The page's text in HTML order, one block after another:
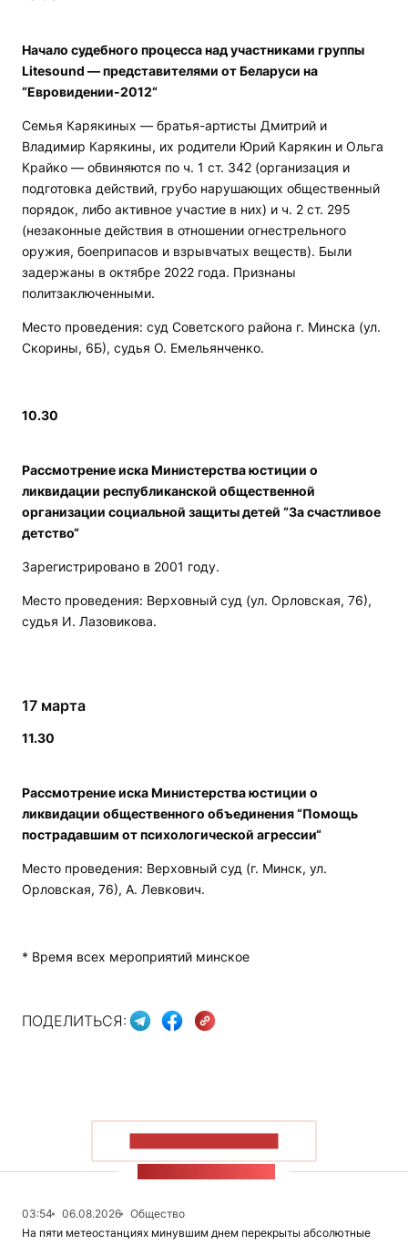
Начало судебного процесса над участниками группы
Litesound — представителями от Беларуси на
“Евровидении-2012“
Семья Карякиных — братья-артисты Дмитрий и
Владимир Карякины, их родители Юрий Карякин и Ольга
Крайко — обвиняются по ч. 1 ст. 342 (организация и
подготовка действий, грубо нарушающих общественный
порядок, либо активное участие в них) и ч. 2 ст. 295
(незаконные действия в отношении огнестрельного
оружия, боеприпасов и взрывчатых веществ). Были
задержаны в октябре 2022 года. Признаны
политзаключенными.
Место проведения: суд Советского района г. Минска (ул.
Скорины, 6Б), судья О. Емельянченко.
10.30
Рассмотрение иска Министерства юстиции о
ликвидации республиканской общественной
организации социальной защиты детей “За счастливое
детство“
Зарегистрировано в 2001 году.
Место проведения: Верховный суд (ул. Орловская, 76),
судья И. Лазовикова.
17 марта
11.30
Рассмотрение иска Министерства юстиции о
ликвидации общественного объединения “Помощь
пострадавшим от психологической агрессии“
Место проведения: Верховный суд (г. Минск, ул.
Орловская, 76), А. Левкович.
* Время всех мероприятий минское
ПОДЕЛИТЬСЯ:
03:54 06.08.2026
Общество
На пяти метеостанциях минувшим днем перекрыты абсолютные